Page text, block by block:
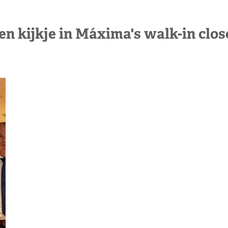
kijkje in Máxima's walk-in